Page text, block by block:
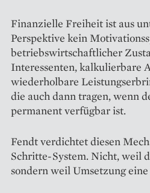
Finanzielle Freiheit ist aus
Perspektive kein
betriebswirtschaftlicher
Interessenten, kalkulierbare
wiederholbare
die auch dann tragen, wenn
permanent verfügbar ist.
Fendt verdichtet diesen
Schritte-System. Nicht, weil
sondern weil Umsetzung